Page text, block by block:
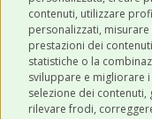
contenuti, utilizzare
personalizzati,
prestazioni dei
statistiche o la
sviluppare e migliorare
selezione dei contenuti,
rilevare frodi,